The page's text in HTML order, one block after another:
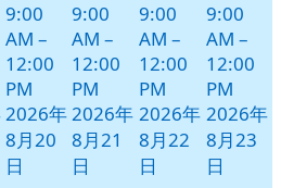
9:00
AM –
12:00
PM
2026年
8月20
日
9:00
AM –
12:00
PM
2026年
8月21
日
9:00
AM –
12:00
PM
2026年
8月22
日
9:00
AM –
12:00
PM
2026年
8月23
日